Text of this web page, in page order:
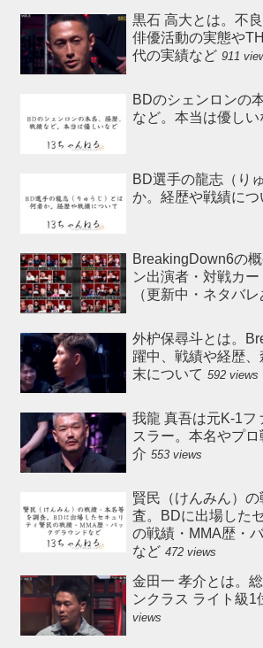
黒石 高大とは。不
俳優活動の実態や
代の実績など 911
BDのシェンロンの
など。本当は優しい
BD選手の龍志（り
か。経歴や戦績につ
BreakingDown6の
ン出演者・対戦カー
（更新中・ネタバレ
外枦保尋斗とは。
躍中、戦績や経歴
末について 592 views
我龍 真吾は元K-1フ
スラー。本名やプ
介 553 views
賢民（けんみん）
査。BDに出場した
の戦績・MMA歴・
など 472 views
金田一 孝介とは。
ンクラス ライト級1
views